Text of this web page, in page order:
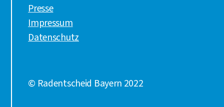
Presse
Impressum
Datenschutz
© Radentscheid Bayern 2022